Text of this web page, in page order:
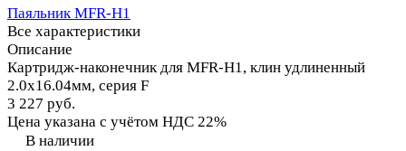
Паяльник MFR-H1
Все характеристики
Описание
Картридж-наконечник для MFR-H1, клин удлиненный
2.0х16.04мм, серия F
3 227 руб.
Цена указана с учётом НДС 22%
В наличии